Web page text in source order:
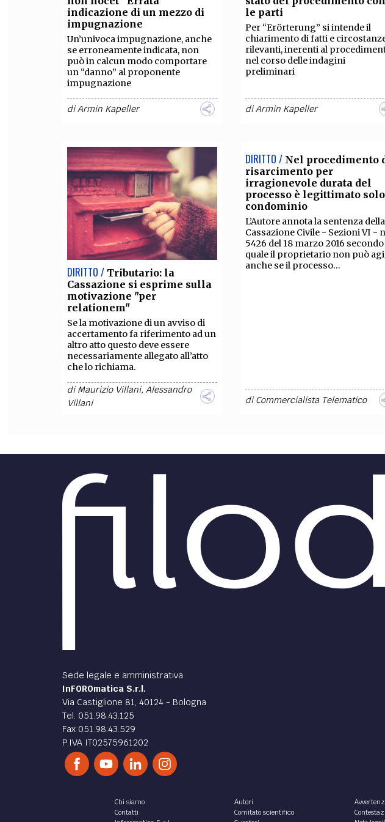
FILODIRITTO REDAZIONE COMITATO SCIENTIFICO
indicazione di un mezzo di
impugnazione
Un’univoca impugnazione, anche
se erroneamente indicata, non
può in calcun modo comportare
un “danno” al proponente
impugnazione
diArmin Kapeller
le parti
Per “Erörterung” si intende il
chiarimento di fatti e
rilevanti, inerenti al
nel corso delle indagini
preliminari
diArmin Kapeller
DIRITTO / Tributario: la
Cassazione si esprime sulla
motivazione "per
relationem"
Se la motivazione di un avviso di
accertamento fa riferimento ad un
altro atto questo deve essere
necessariamente allegato all’atto
che lo richiama.
diMaurizio Villani, Alessandro
Villani
DIRITTO / Nel procedimento
risarcimento per
irragionevole durata del
processo è legittimato
condominio
L’Autore annota la sentenza della
Cassazione Civile - Sezioni VI -
5426 del 18 marzo 2016 secondo
quale il proprietario non può
anche se il processo...
diCommercialista Telematico
Sede legale e amministrativa
InFOROmatica S.r.l.
Via Castiglione 81, 40124 - Bologna
Tel. 051.98.43.125
Fax 051.98.43.529
P.IVA IT02575961202
Chi siamo
Contatti
Autori
Comitato scientifico